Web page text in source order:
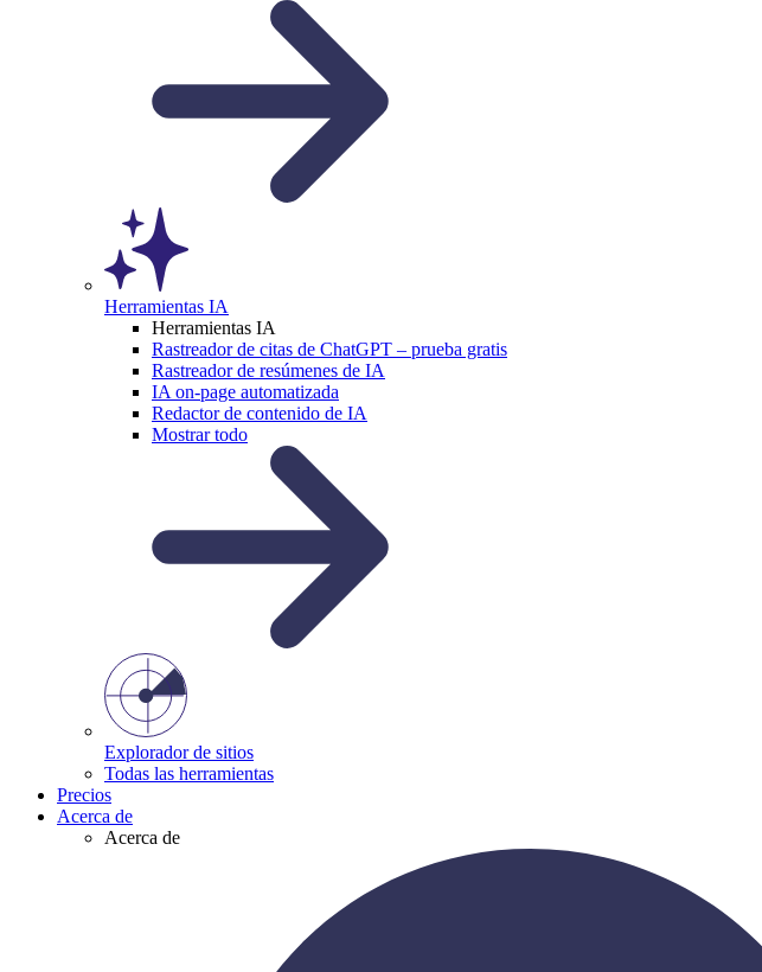
Herramientas IA
Herramientas IA
Rastreador de citas de ChatGPT – prueba gratis
Rastreador de resúmenes de IA
IA on-page automatizada
Redactor de contenido de IA
Mostrar todo
Explorador de sitios
Todas las herramientas
Precios
Acerca de
Acerca de